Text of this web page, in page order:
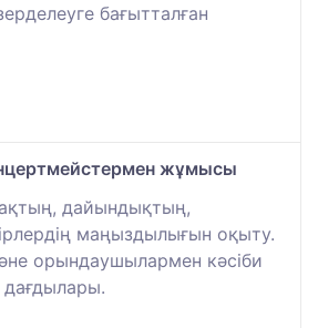
бағытталған
жұмысы
дайындықтың,
маңыздылығын оқыту.
орындаушылармен кәсіби